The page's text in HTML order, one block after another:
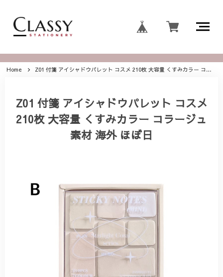
Home Z01 付箋 アイシャドウパレット コスメ 210枚 大容量 くすみカラー コラージュ素材 海外 ほぼ日
Z01 付箋 アイシャドウパレット コスメ
210枚 大容量 くすみカラー コラージュ
素材 海外 ほぼ日